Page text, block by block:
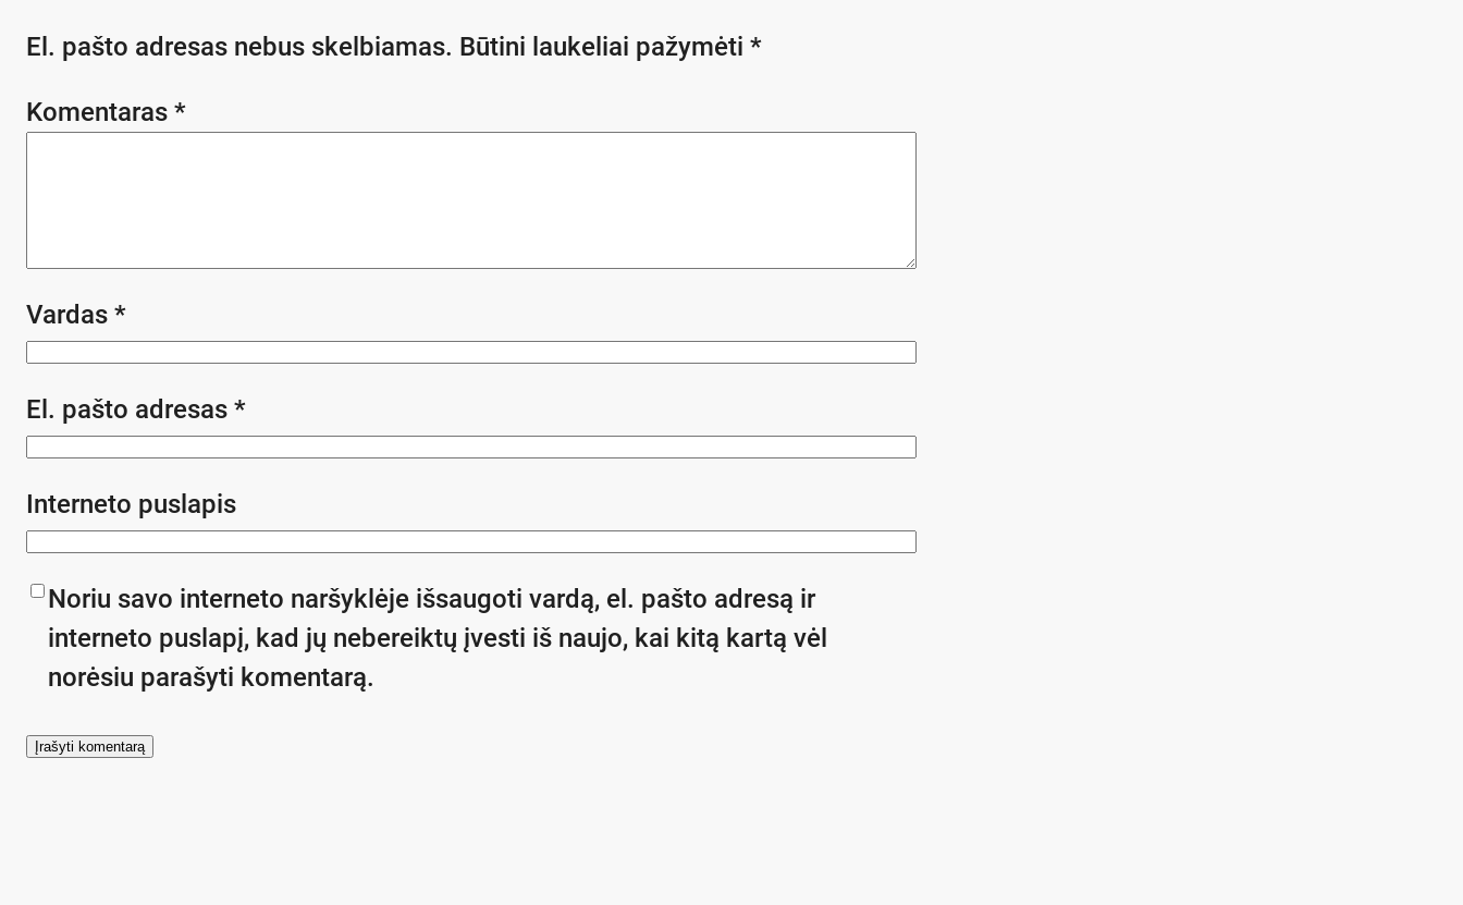
El. pašto adresas nebus skelbiamas. Būtini laukeliai pažymėti *
Komentaras *
Vardas *
El. pašto adresas *
Interneto puslapis
Noriu savo interneto naršyklėje išsaugoti vardą, el. pašto adresą ir
interneto puslapį, kad jų nebereiktų įvesti iš naujo, kai kitą kartą vėl
norėsiu parašyti komentarą.